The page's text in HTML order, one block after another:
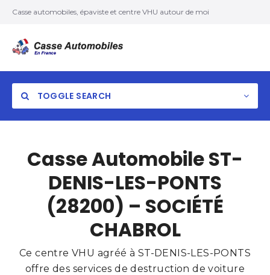
Casse automobiles, épaviste et centre VHU autour de moi
TOGGLE SEARCH
Casse Automobile ST-
DENIS-LES-PONTS
(28200) – SOCIÉTÉ
CHABROL
Ce centre VHU agréé à ST-DENIS-LES-PONTS
offre des services de destruction de voiture